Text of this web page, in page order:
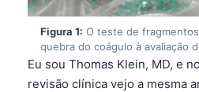
Figura 1: O teste de
quebra do coágulo à avaliação
Eu sou Thomas Klein, MD, e
revisão clínica vejo a mesma